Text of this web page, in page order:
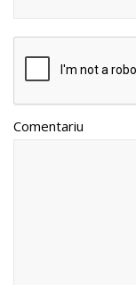
Comentariu